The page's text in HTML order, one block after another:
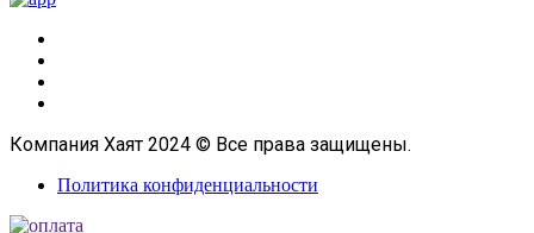
Компания Хаят 2024 © Все права защищены.
Политика конфиденциальности